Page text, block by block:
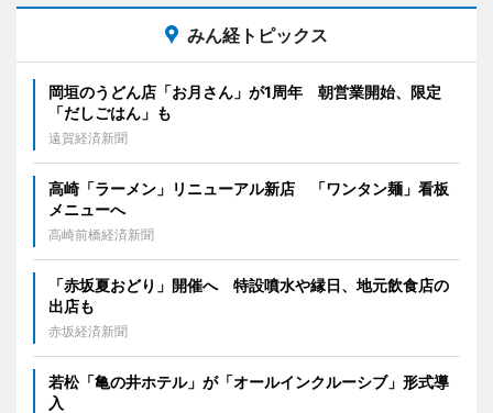
みん経トピックス
岡垣のうどん店「お月さん」が1周年 朝営業開始、限定
「だしごはん」も
遠賀経済新聞
高崎「ラーメン」リニューアル新店 「ワンタン麺」看板
メニューへ
高崎前橋経済新聞
「赤坂夏おどり」開催へ 特設噴水や縁日、地元飲食店の
出店も
赤坂経済新聞
若松「亀の井ホテル」が「オールインクルーシブ」形式導
入